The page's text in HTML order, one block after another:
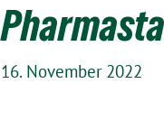
16. November 2022